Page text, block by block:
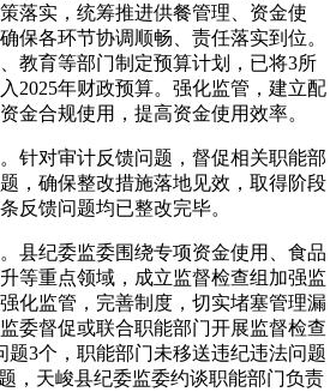
落实，统筹推进供餐管理、资金使
保各环节协调顺畅、责任落实到位。
教育等部门制定预算计划，已将3所
2025年财政预算。强化监管，建立配
金合规使用，提高资金使用效率。
对审计反馈问题，督促相关职能部
，确保整改措施落地见效，取得阶段
反馈问题均已整改完毕。
纪委监委围绕专项资金使用、食品
等重点领域，成立监督检查组加强监
化监管，完善制度，切实堵塞管理漏
委督促或联合职能部门开展监督检查
题3个，职能部门未移送违纪违法问题
，天峻县纪委监委约谈职能部门负责